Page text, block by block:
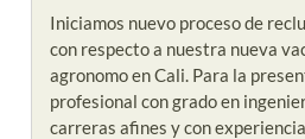
Iniciamos nuevo proceso de
con respecto a nuestra nueva
agronomo en Cali. Para la
profesional con grado en
carreras afines y con